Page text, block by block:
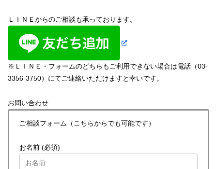
ＬＩＮＥからのご相談も承っております。
※ＬＩＮＥ・フォームのどちらもご利用できない場合は電話（03-
3356-3750）にてご連絡いただけますと幸いです。
お問い合わせ
ご相談フォーム（こちらからでも可能です）
お名前 (必須)